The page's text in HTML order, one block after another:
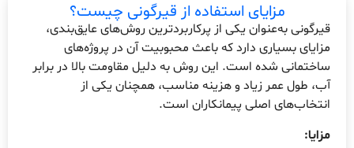
مزایای استفاده از قیرگونی چیست؟
قیرگونی به‌عنوان یکی از پرکاربردترین روش‌های عایق‌بندی،
مزایای بسیاری دارد که باعث محبوبیت آن در پروژه‌های
ساختمانی شده است. این روش به دلیل مقاومت بالا در برابر
آب، طول عمر زیاد و هزینه مناسب، همچنان یکی از
انتخاب‌های اصلی پیمانکاران است.
مزایا: